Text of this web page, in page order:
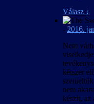
Válasz ↓
- 2016.
Nem
kétszer
nem
készít, az